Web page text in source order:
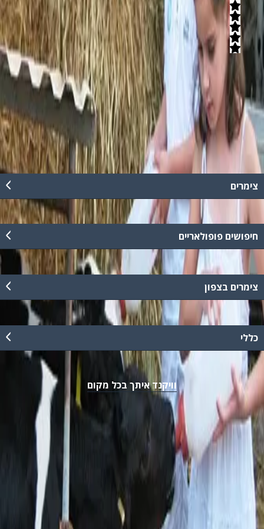
5
חוות דעת)
מגוון פעילויות חוויתיות ואטרקציות במכון חליבה בן 107 שנים - לקבוצות
ילדים, בתי ספר וימי הולדת. הסיור ברפת מלווה את כל שלבי הגידול של
העגלה מיום היוולדה עד היותה פרה בוגרת, כולל הסברים והפעלות
שונות.
קרא עוד
צימרים
חיפושים פופולאריים
צימרים בצפון
כללי
וויקנד איתך בכל מקום